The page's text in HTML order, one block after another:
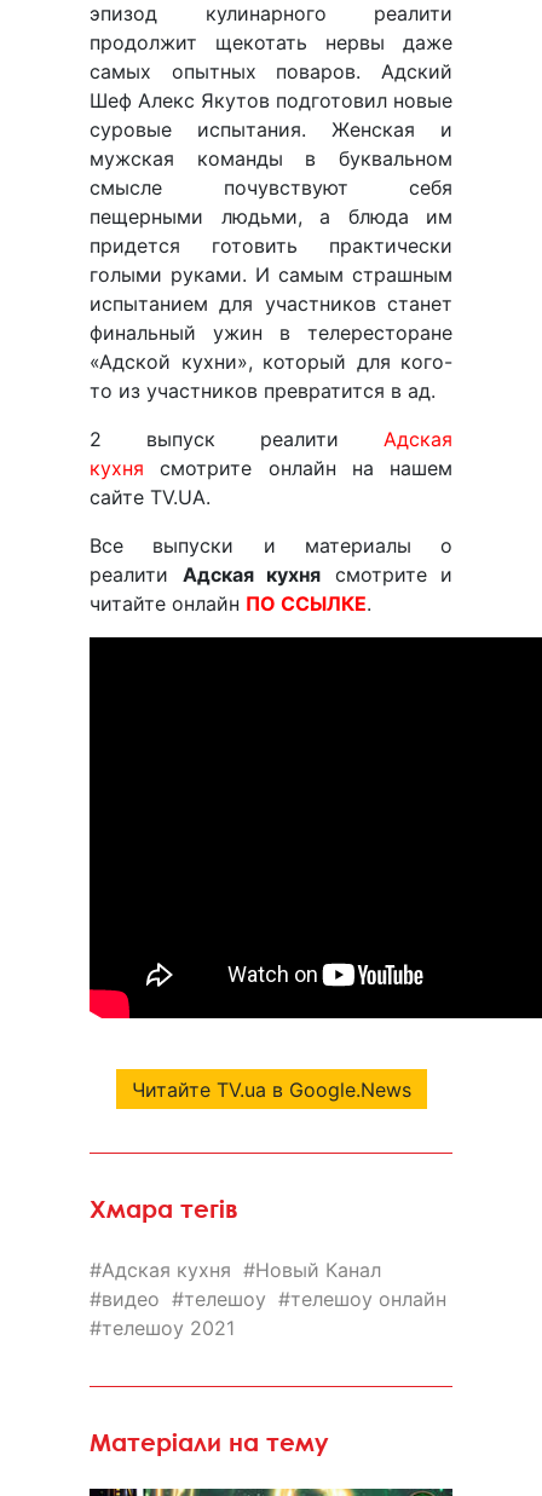
эпизод кулинарного реалити
продолжит щекотать нервы даже
самых опытных поваров. Адский
Шеф Алекс Якутов подготовил новые
суровые испытания. Женская и
мужская команды в буквальном
смысле почувствуют себя
пещерными людьми, а блюда им
придется готовить практически
голыми руками. И самым страшным
испытанием для участников станет
финальный ужин в телересторане
«Адской кухни», который для кого-
то из участников превратится в ад.
2 выпуск реалити Адская
кухня смотрите онлайн на нашем
сайте TV.UA.
Все выпуски и материалы о
реалити Адская кухня смотрите и
читайте онлайн ПО ССЫЛКЕ.
Читайте TV.ua в Google.News
Хмара тегів
Адская кухня
Новый Канал
видео
телешоу
телешоу онлайн
телешоу 2021
Матеріали на тему